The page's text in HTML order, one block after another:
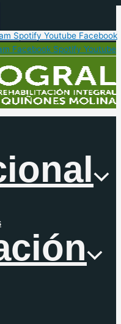
Spotify Youtube Facebook
Facebook Spotify Youtube